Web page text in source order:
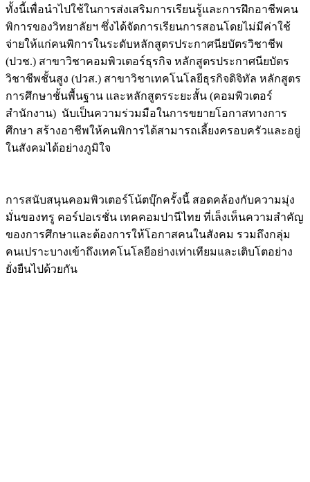
ทั้งนี้เพื่อนำไปใช้ในการส่งเสริมการเรียนรู้และการฝึกอาชีพคน
พิการของวิทยาลัยฯ ซึ่งได้จัดการเรียนการสอนโดยไม่มีค่าใช้
จ่ายให้แก่คนพิการในระดับหลักสูตรประกาศนียบัตรวิชาชีพ
(ปวช.) สาขาวิชาคอมพิวเตอร์ธุรกิจ หลักสูตรประกาศนียบัตร
วิชาชีพชั้นสูง (ปวส.) สาขาวิชาเทคโนโลยีธุรกิจดิจิทัล หลักสูตร
การศึกษาชั้นพื้นฐาน และหลักสูตรระยะสั้น (คอมพิวเตอร์
สำนักงาน) นับเป็นความร่วมมือในการขยายโอกาสทางการ
ศึกษา สร้างอาชีพให้คนพิการได้สามารถเลี้ยงครอบครัวและอยู่
ในสังคมได้อย่างภูมิใจ
การสนับสนุนคอมพิวเตอร์โน้ตบุ๊กครั้งนี้ สอดคล้องกับความมุ่ง
มั่นของทรู คอร์ปอเรชั่น เทคคอมปานีไทย ที่เล็งเห็นความสำคัญ
ของการศึกษาและต้องการให้โอกาสคนในสังคม รวมถึงกลุ่ม
คนเปราะบางเข้าถึงเทคโนโลยีอย่างเท่าเทียมและเติบโตอย่าง
ยั่งยืนไปด้วยกัน